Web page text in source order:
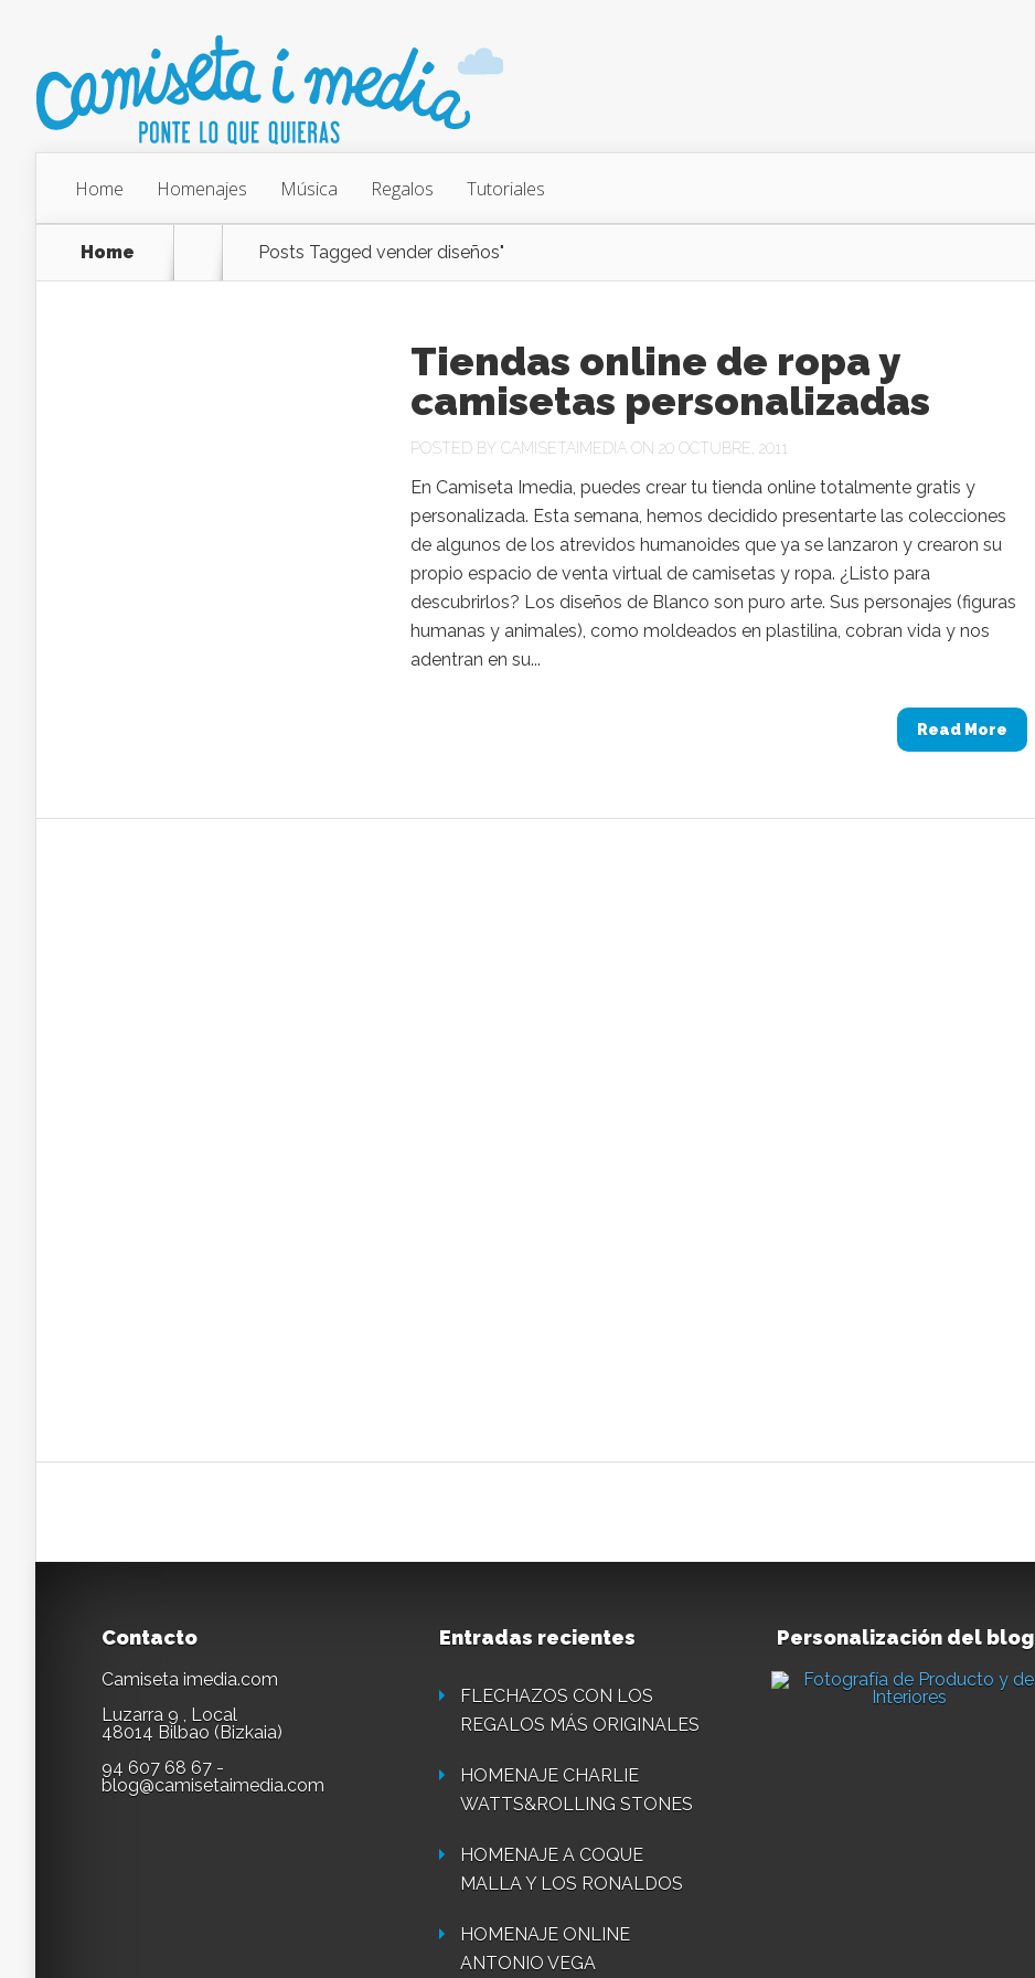
Home Homenajes Música Regalos Tutoriales
Home Posts Tagged vender diseños"
Tiendas online de ropa y
camisetas personalizadas
POSTED BY CAMISETAIMEDIA ON 20 OCTUBRE, 2011
En Camiseta Imedia, puedes crear tu tienda online totalmente gratis y
personalizada. Esta semana, hemos decidido presentarte las colecciones
de algunos de los atrevidos humanoides que ya se lanzaron y crearon su
propio espacio de venta virtual de camisetas y ropa. ¿Listo para
descubrirlos? Los diseños de Blanco son puro arte. Sus personajes (figuras
humanas y animales), como moldeados en plastilina, cobran vida y nos
adentran en su...
Read More
Contacto
Camiseta imedia.com
Luzarra 9 , Local
48014 Bilbao (Bizkaia)
94 607 68 67 -
blog@camisetaimedia.com
Entradas recientes
FLECHAZOS CON LOS
REGALOS MÁS ORIGINALES
HOMENAJE CHARLIE
WATTS&ROLLING STONES
HOMENAJE A COQUE
MALLA Y LOS RONALDOS
HOMENAJE ONLINE
ANTONIO VEGA
Personalización del blog